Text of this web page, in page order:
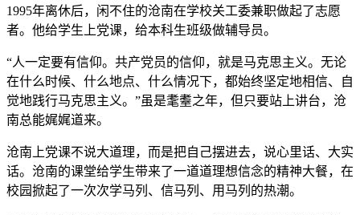
1995年离休后，闲不住的沧南在学校关工委兼职做起了志愿
者。他给学生上党课，给本科生班级做辅导员。
“人一定要有信仰。共产党员的信仰，就是马克思主义。无论
在什么时候、什么地点、什么情况下，都始终坚定地相信、自
觉地践行马克思主义。”虽是耄耋之年，但只要站上讲台，沧
南总能娓娓道来。
沧南上党课不说大道理，而是把自己摆进去，说心里话、大实
话。沧南的课堂给学生带来了一道道理想信念的精神大餐，在
校园掀起了一次次学马列、信马列、用马列的热潮。